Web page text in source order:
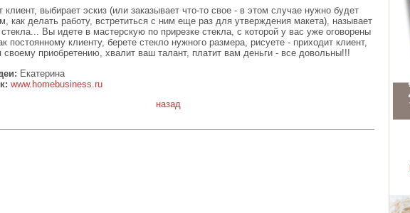
клиент, выбирает эскиз (или заказывает что-то свое - в этом случае нужно будет
как делать работу, встретиться с ним еще раз для утверждения макета), называет
Вы идете в мастерскую по прирезке стекла, с которой у вас уже оговорены
постоянному клиенту, берете стекло нужного размера, рисуете - приходит клиент,
своему приобретению, хвалит ваш талант, платит вам деньги - все довольны!!!
Екатерина
www.homebusiness.ru
назад